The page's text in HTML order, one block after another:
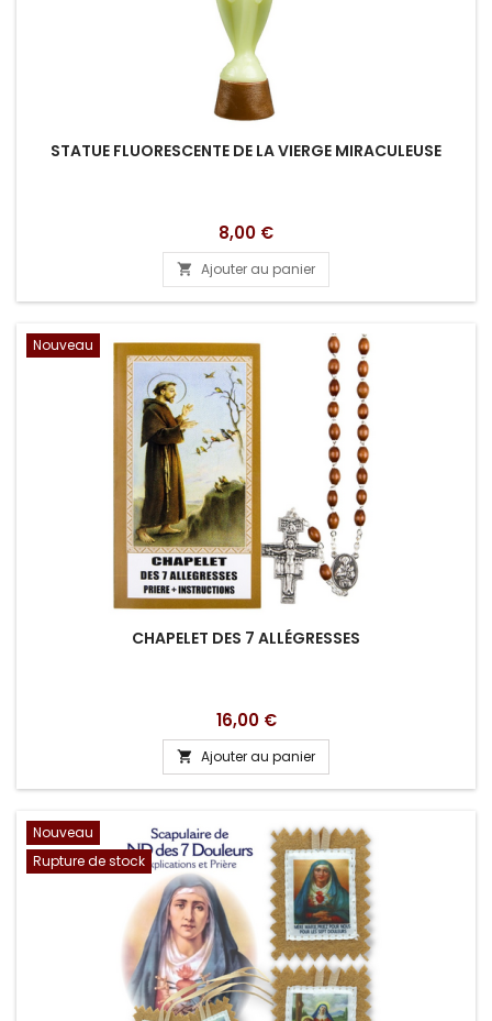
STATUE FLUORESCENTE DE LA VIERGE MIRACULEUSE
Prix
8,00 €
 Ajouter au panier
Nouveau
CHAPELET DES 7 ALLÉGRESSES
Prix
16,00 €
 Ajouter au panier
Nouveau
Rupture de stock